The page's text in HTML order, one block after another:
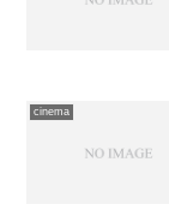
cinema